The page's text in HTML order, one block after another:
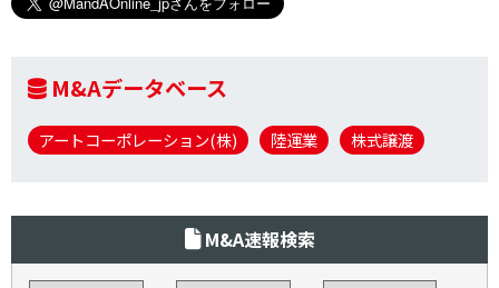
M&Aデータベース
アートコーポレーション(株) 陸運業 株式譲渡
M&A速報検索